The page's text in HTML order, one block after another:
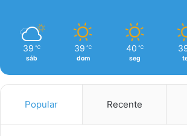
39 ℃
sáb
39 ℃
dom
40 ℃
seg
Popular Recente